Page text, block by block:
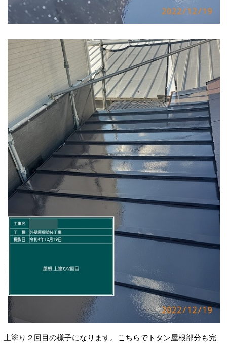
上塗り２回目の様子になります。こちらでトタン屋根部分も完